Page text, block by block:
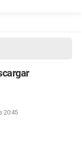
20:45